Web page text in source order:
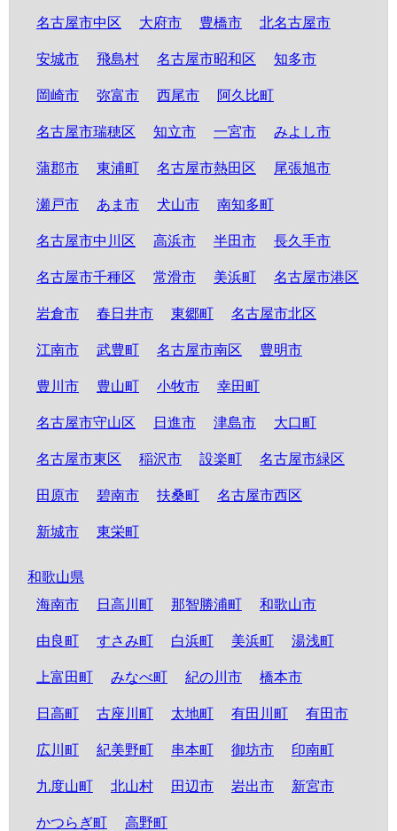
名古屋市中区 大府市 豊橋市 北名古屋市
安城市 飛島村 名古屋市昭和区 知多市
岡崎市 弥富市 西尾市 阿久比町
名古屋市瑞穂区 知立市 一宮市 みよし市
蒲郡市 東浦町 名古屋市熱田区 尾張旭市
瀬戸市 あま市 犬山市 南知多町
名古屋市中川区 高浜市 半田市 長久手市
名古屋市千種区 常滑市 美浜町 名古屋市港区
岩倉市 春日井市 東郷町 名古屋市北区
江南市 武豊町 名古屋市南区 豊明市
豊川市 豊山町 小牧市 幸田町
名古屋市守山区 日進市 津島市 大口町
名古屋市東区 稲沢市 設楽町 名古屋市緑区
田原市 碧南市 扶桑町 名古屋市西区
新城市 東栄町
和歌山県
海南市
日高川町 那智勝浦町 和歌山市
由良町 すさみ町 白浜町 美浜町 湯浅町
上富田町 みなべ町 紀の川市 橋本市
日高町 古座川町 太地町 有田川町 有田市
広川町 紀美野町 串本町 御坊市 印南町
九度山町 北山村 田辺市 岩出市 新宮市
かつらぎ町 高野町